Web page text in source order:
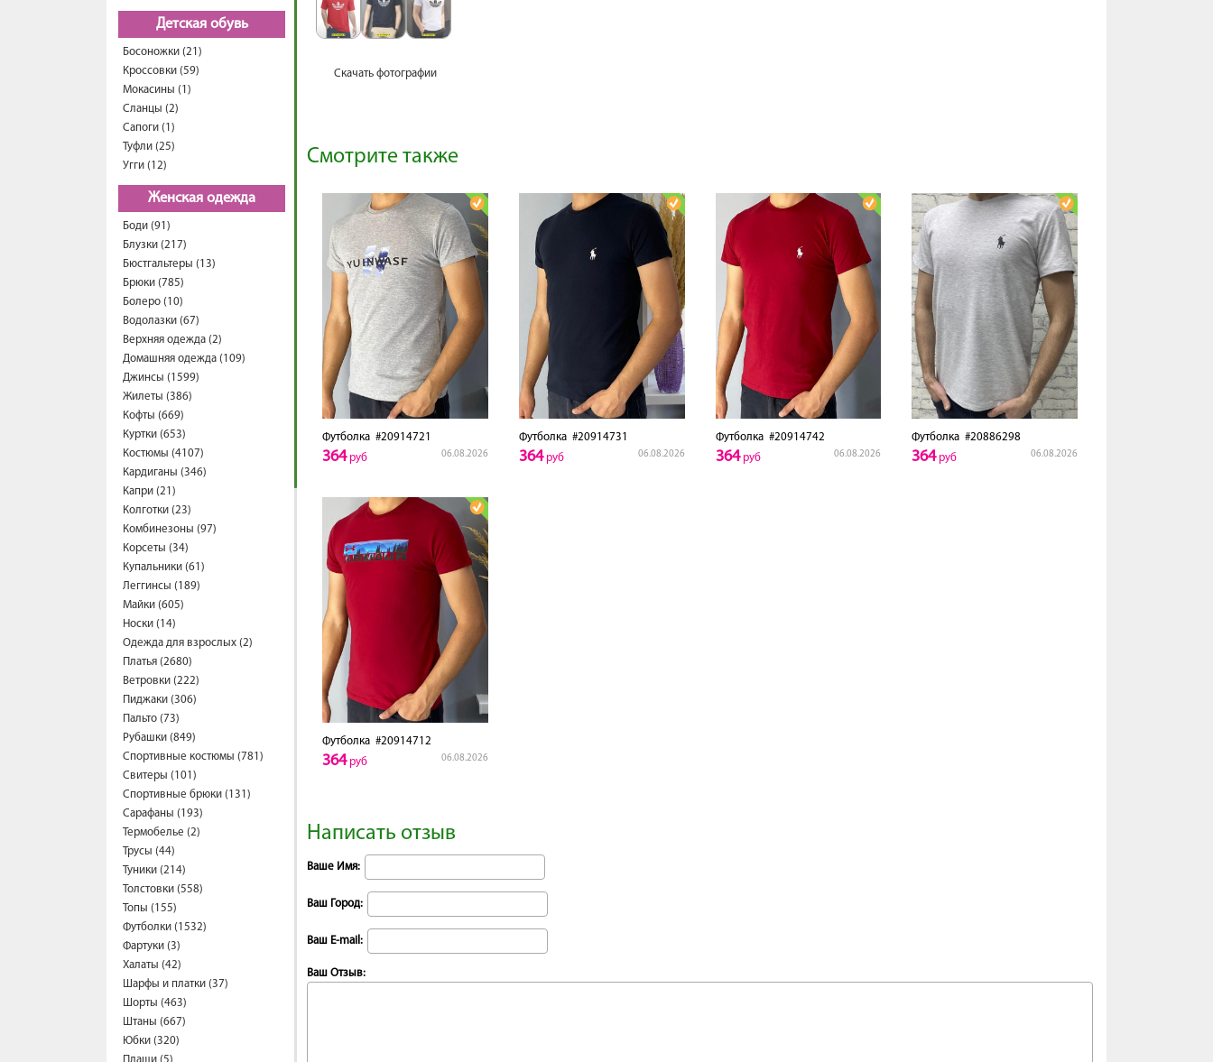
Детская обувь
Босоножки (21)
Кроссовки (59)
Мокасины (1)
Сланцы (2)
Сапоги (1)
Туфли (25)
Угги (12)
Женская одежда
Боди (91)
Блузки (217)
Бюстгальтеры (13)
Брюки (785)
Болеро (10)
Водолазки (67)
Верхняя одежда (2)
Домашняя одежда (109)
Джинсы (1599)
Жилеты (386)
Кофты (669)
Куртки (653)
Костюмы (4107)
Кардиганы (346)
Капри (21)
Колготки (23)
Комбинезоны (97)
Корсеты (34)
Купальники (61)
Леггинсы (189)
Майки (605)
Носки (14)
Одежда для взрослых (2)
Платья (2680)
Ветровки (222)
Пиджаки (306)
Пальто (73)
Рубашки (849)
Спортивные костюмы (781)
Свитеры (101)
Спортивные брюки (131)
Сарафаны (193)
Термобелье (2)
Трусы (44)
Туники (214)
Толстовки (558)
Топы (155)
Футболки (1532)
Фартуки (3)
Халаты (42)
Шарфы и платки (37)
Шорты (463)
Штаны (667)
Юбки (320)
Скачать фотографии
Смотрите также
Футболка #20914721
06.08.2026
364руб
Футболка#20914731
06.08.2026
364руб
Футболка#20914742
06.08.2026
364руб
Футболка #20886298
06.08.2026
364руб
Футболка #20914712
06.08.2026
364руб
Написать отзыв
Ваше Имя:
Ваш Город:
Ваш E-mail:
Ваш Отзыв: